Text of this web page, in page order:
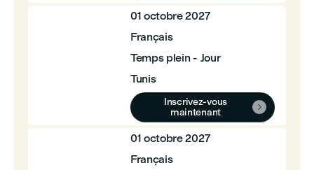
01 octobre 2027
Français
Temps plein - Jour
Tunis
Inscrivez-vous
maintenant

01 octobre 2027
Français